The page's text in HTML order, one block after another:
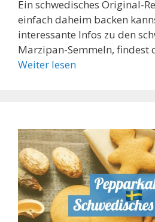
Ein schwedisches Original-
einfach daheim backen
interessante Infos zu den
Marzipan-Semmeln, findest
Weiter lesen